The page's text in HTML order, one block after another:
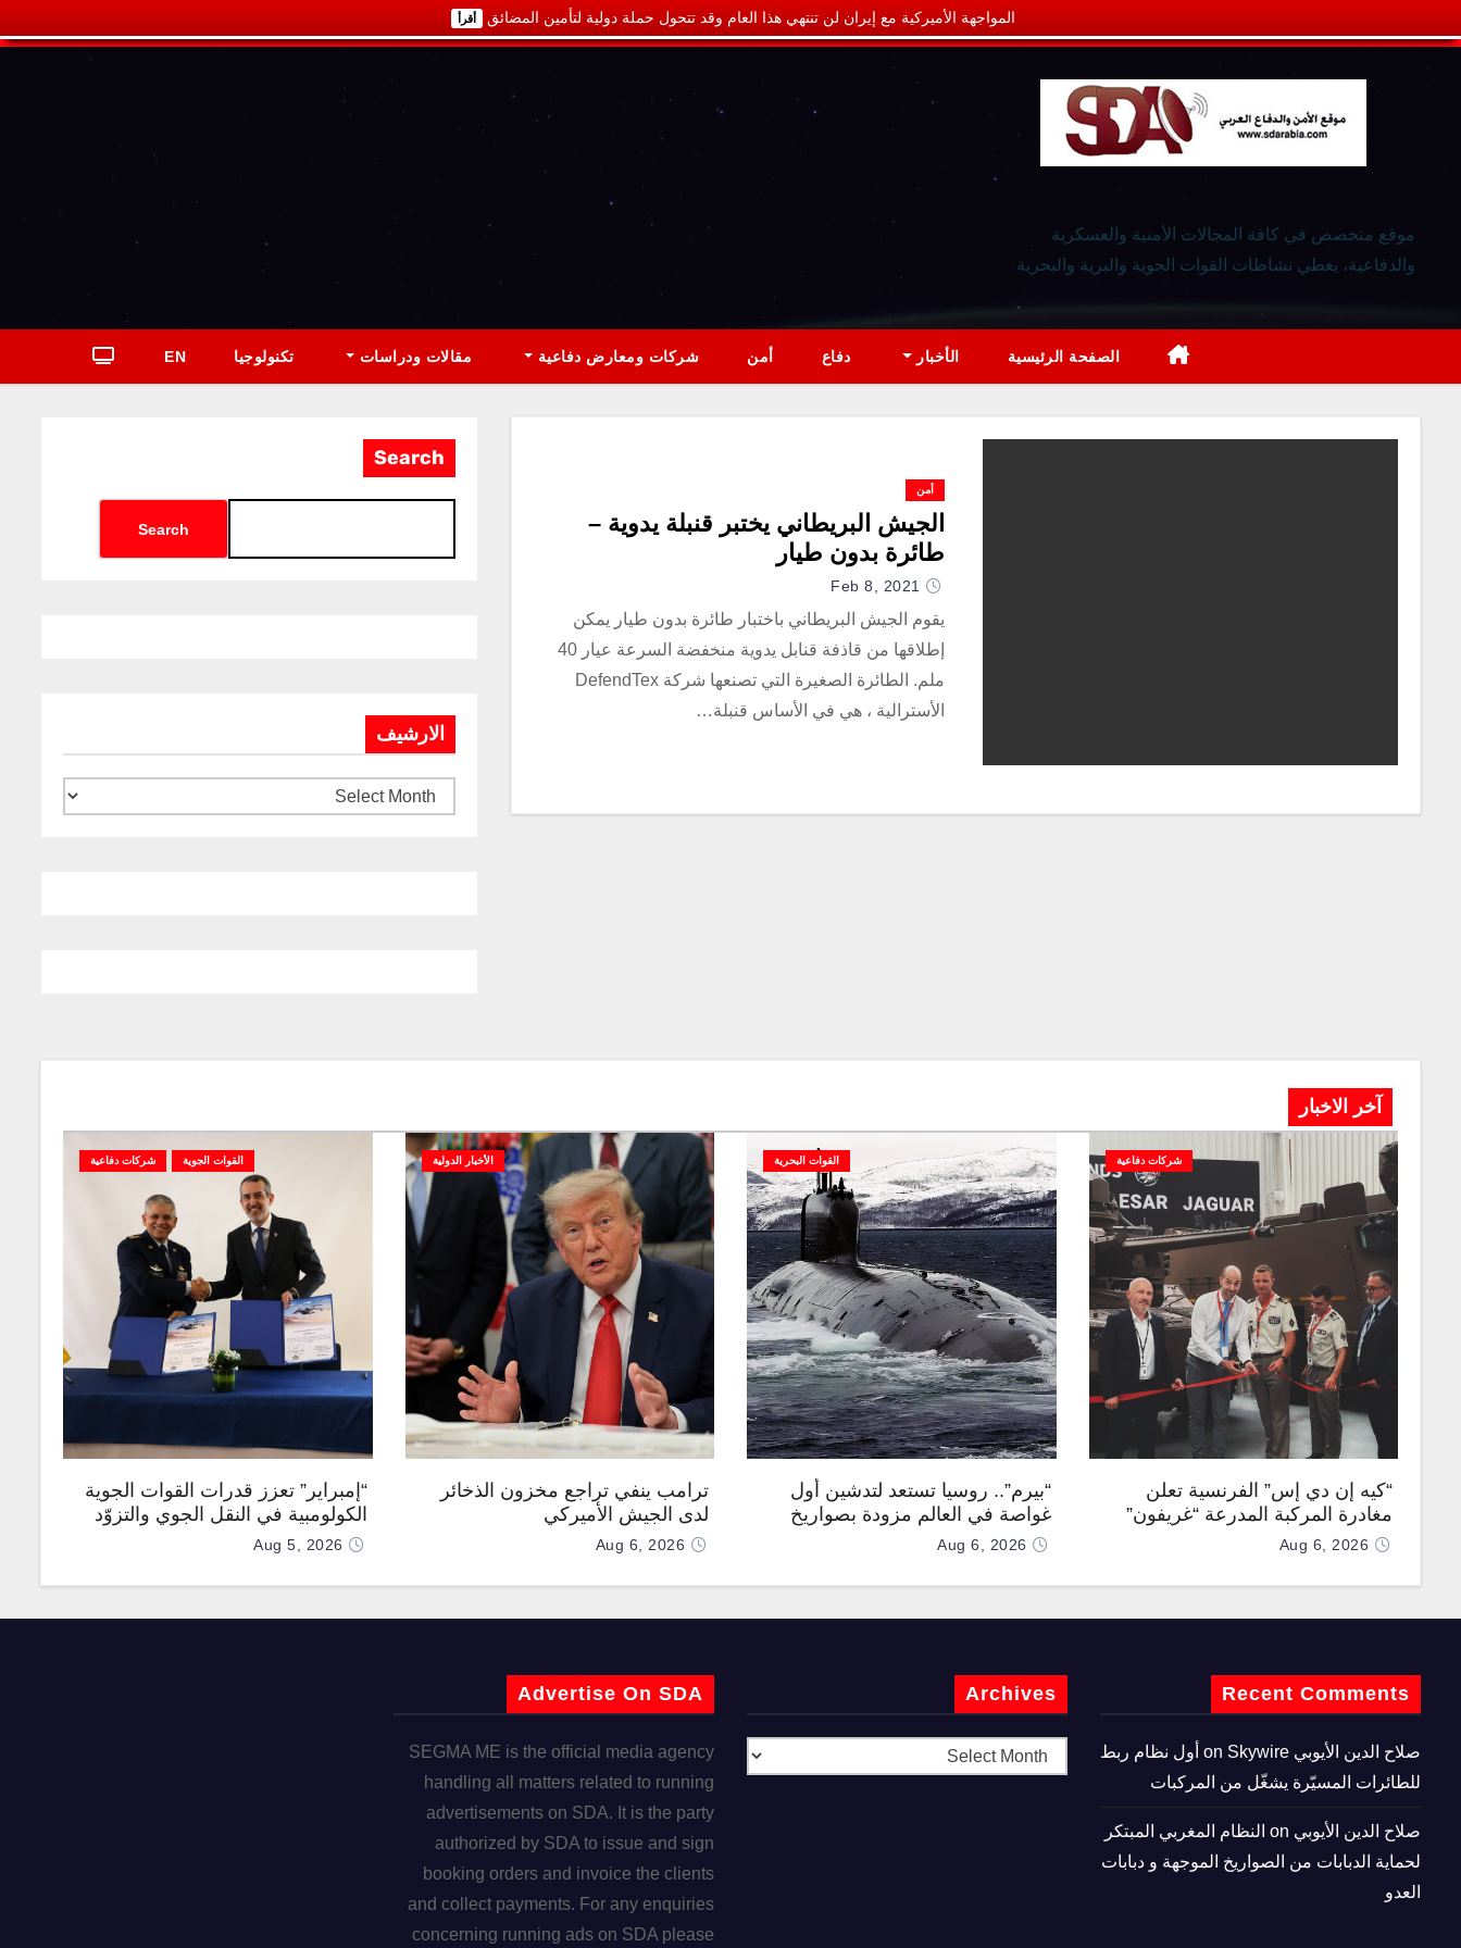
المواجهة الأميركية مع إيران لن تنتهي هذا العام وقد تتحول حملة دولية لتأمين المضائق أقرأ
موقع متخصص في كافة المجالات الأمنية والعسكرية
والدفاعية، يغطي نشاطات القوات الجوية والبرية والبحرية
الصفحة الرئيسية الأخبار دفاع أمن شركات ومعارض دفاعية مقالات ودراسات تكنولوجيا EN
أمن
الجيش البريطاني يختبر قنبلة يدوية –
طائرة بدون طيار
Feb 8, 2021
يقوم الجيش البريطاني باختبار طائرة بدون طيار يمكن
إطلاقها من قاذفة قنابل يدوية منخفضة السرعة عيار 40
ملم. الطائرة الصغيرة التي تصنعها شركة DefendTex
الأسترالية ، هي في الأساس قنبلة…
Search
Search
الارشيف
آخر الاخبار
شركات دفاعية
“كيه إن دي إس” الفرنسية تعلن
مغادرة المركبة المدرعة “غريفون”
رقم 1000 لخط الإنتاجAug 6, 2026
القوات البحرية
“بيرم”.. روسيا تستعد لتدشين أول
غواصة في العالم مزودة بصواريخ
كروز فرط صوتية
Aug 6, 2026
الأخبار الدولية
ترامب ينفي تراجع مخزون الذخائر
لدى الجيش الأميركي
Aug 6, 2026
القوات الجوية شركات دفاعية
“إمبراير” تعزز قدرات القوات الجوية
الكولومبية في النقل الجوي والتزوّد
بالوقود جوًا من خلال تزويدها بطائرتي
Aug 5, 2026
Recent Comments
صلاح الدين الأيوبي
Skywire أول نظام ربط
للطائرات المسيّرة يشغّل من المركبات
صلاح الدين الأيوبي
النظام المغربي المبتكر
لحماية الدبابات من الصواريخ الموجهة و دبابات
العدو
Archives
Advertise On SDA
SEGMA ME is the official media agency
handling all matters related to running
advertisements on SDA. It is the party
authorized by SDA to issue and sign
booking orders and invoice the clients
and collect payments. For any enquiries
concerning running ads on SDA please